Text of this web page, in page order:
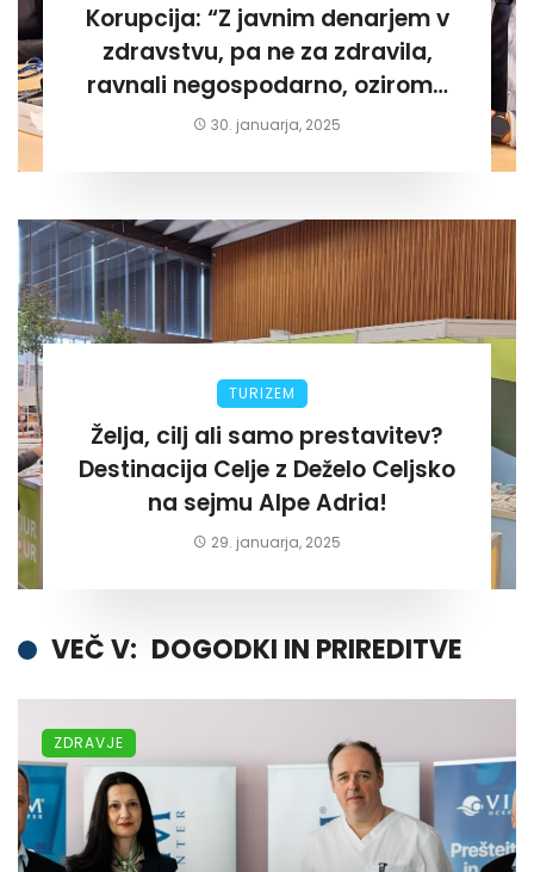
Korupcija: “Z javnim denarjem v
zdravstvu, pa ne za zdravila,
ravnali negospodarno, oziroma
za lastni žep. Tokrat na Žalskem«
30. januarja, 2025
TURIZEM
Želja, cilj ali samo prestavitev?
Destinacija Celje z Deželo Celjsko
na sejmu Alpe Adria!
29. januarja, 2025
VEČ V: DOGODKI IN PRIREDITVE
ZDRAVJE